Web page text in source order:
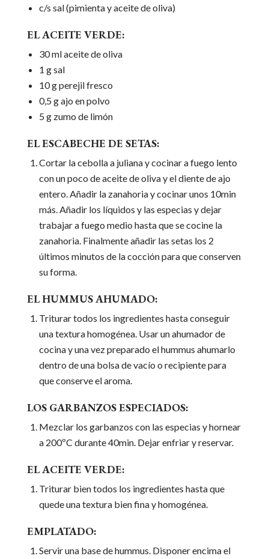
c/s sal (pimienta y aceite de oliva)
EL ACEITE VERDE:
30 ml aceite de oliva
1 g sal
10 g perejil fresco
0,5 g ajo en polvo
5 g zumo de limón
EL ESCABECHE DE SETAS:
Cortar la cebolla a juliana y cocinar a fuego lento
con un poco de aceite de oliva y el diente de ajo
entero. Añadir la zanahoria y cocinar unos 10min
más. Añadir los líquidos y las especias y dejar
trabajar a fuego medio hasta que se cocine la
zanahoria. Finalmente añadir las setas los 2
últimos minutos de la cocción para que conserven
su forma.
EL HUMMUS AHUMADO:
Triturar todos los ingredientes hasta conseguir
una textura homogénea. Usar un ahumador de
cocina y una vez preparado el hummus ahumarlo
dentro de una bolsa de vacío o recipiente para
que conserve el aroma.
LOS GARBANZOS ESPECIADOS:
Mezclar los garbanzos con las especias y hornear
a 200ºC durante 40min. Dejar enfriar y reservar.
EL ACEITE VERDE:
Triturar bien todos los ingredientes hasta que
quede una textura bien fina y homogénea.
EMPLATADO:
Servir una base de hummus. Disponer encima el